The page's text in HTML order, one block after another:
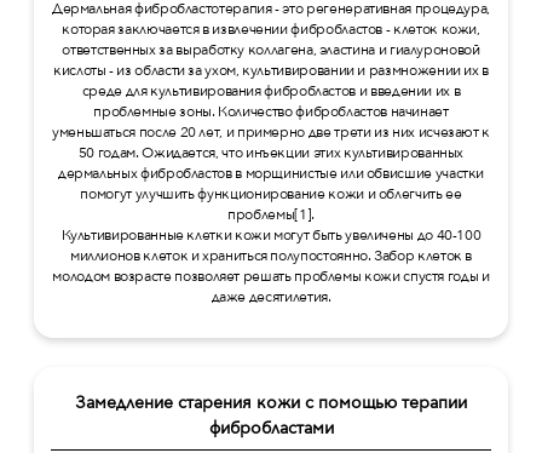
Дермальная фибробластотерапия - это регенеративная процедура,
которая заключается в извлечении фибробластов - клеток кожи,
ответственных за выработку коллагена, эластина и гиалуроновой
кислоты - из области за ухом, культивировании и размножении их в
среде для культивирования фибробластов и введении их в
проблемные зоны. Количество фибробластов начинает
уменьшаться после 20 лет, и примерно две трети из них исчезают к
50 годам. Ожидается, что инъекции этих культивированных
дермальных фибробластов в морщинистые или обвисшие участки
помогут улучшить функционирование кожи и облегчить ее
проблемы[1].
Культивированные клетки кожи могут быть увеличены до 40-100
миллионов клеток и храниться полупостоянно. Забор клеток в
молодом возрасте позволяет решать проблемы кожи спустя годы и
даже десятилетия.
Замедление старения кожи с помощью терапии
фибробластами